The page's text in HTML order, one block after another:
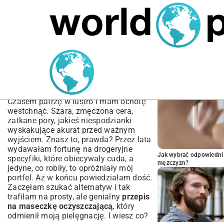
MARIUSZ ŁAMAGA 04.10.2025
Najlepszy Przepis na
Maseczkę Oczyszczającą
| Zrób to w Domu
Czasem patrzę w lustro i mam ochotę
westchnąć. Szara, zmęczona cera,
zatkane pory, jakieś niespodzianki
wyskakujące akurat przed ważnym
wyjściem. Znasz to, prawda? Przez lata
wydawałam fortunę na drogeryjne
specyfiki, które obiecywały cuda, a
jedyne, co robiły, to opróżniały mój
portfel. Aż w końcu powiedziałam dość.
Zaczęłam szukać alternatyw i tak
trafiłam na prosty, ale genialnyprzepis
na maseczkę oczyszczającą, który
odmienił moją pielęgnację. I wiesz co?
Jak wybrać
mężczyzn?